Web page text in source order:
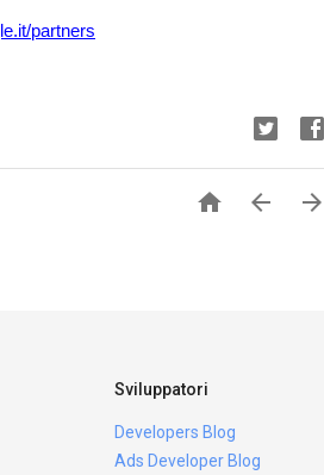
partners
  
Sviluppatori
Developers Blog
Ads Developer Blog